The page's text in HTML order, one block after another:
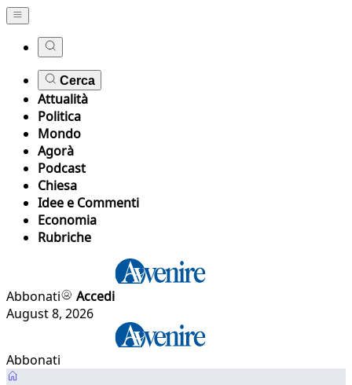
Cerca
Attualità
Politica
Mondo
Agorà
Podcast
Chiesa
Idee e Commenti
Economia
Rubriche
Abbonati
Accedi
August 8, 2026
Abbonati